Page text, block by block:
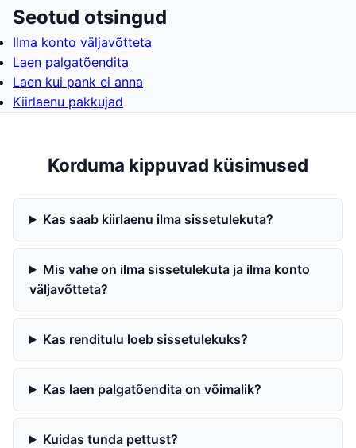
Seotud otsingud
Ilma konto väljavõtteta
Laen palgatõendita
Laen kui pank ei anna
Kiirlaenu pakkujad
Korduma kippuvad küsimused
Kas saab kiirlaenu ilma sissetulekuta?
Mis vahe on ilma sissetulekuta ja ilma konto
väljavõtteta?
Kas renditulu loeb sissetulekuks?
Kas laen palgatõendita on võimalik?
Kuidas tunda pettust?